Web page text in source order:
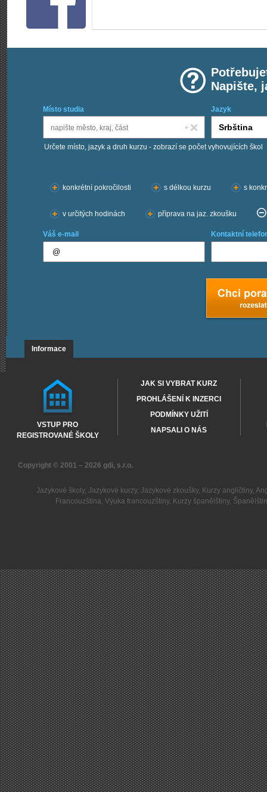
Napište,
Místo studia Jazyk
Určete místo, jazyk a druh kurzu - zobrazí se počet vyhovujících škol
konkrétní pokročilosti
s délkou kurzu s
v určitých hodinách příprava na jaz. zkoušku
Váš e-mail Kontaktní
Informace
VSTUP PRO
REGISTROVANÉ ŠKOLY
JAK SI VYBRAT KURZ
PROHLÁŠENÍ K INZERCI
PODMÍNKY UŽITÍ
NAPSALI O NÁS
Copyright © 2001 – 2026 gdi, s.r.o.
Jazykové školy, Jazykové kurzy, Jazykové zkoušky, Kurzy angličtiny,
Francouzština,Výuka francouzštiny, Kurzy španělštiny,